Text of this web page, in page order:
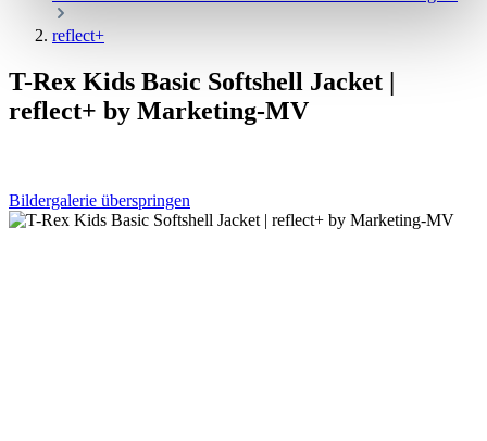
reflect+
T-Rex Kids Basic Softshell Jacket |
reflect+ by Marketing-MV
Bildergalerie überspringen